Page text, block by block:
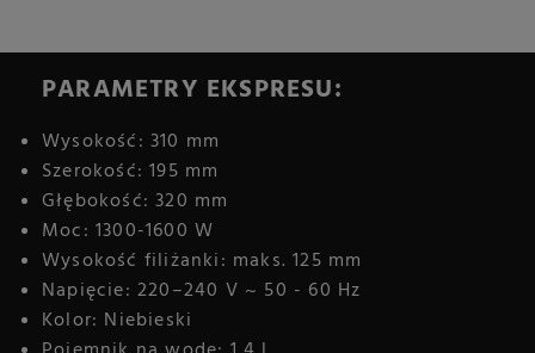
PARAMETRY EKSPRESU:
Wysokość: 310 mm
Szerokość: 195 mm
Głębokość: 320 mm
Moc: 1300-1600 W
Wysokość filiżanki: maks. 125 mm
Napięcie: 220–240 V ~ 50 - 60 Hz
Kolor: Niebieski